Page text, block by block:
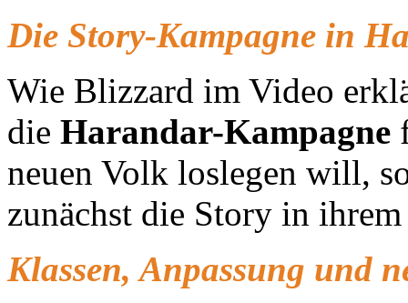
Die Story-Kampagne in
Wie Blizzard im Video
die Harandar-Kampagne
neuen Volk loslegen will,
zunächst die Story in
Klassen, Anpassung und